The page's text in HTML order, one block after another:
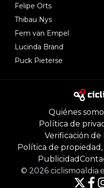
Felipe Orts
Thibau Nys
Fem van Empel
Lucinda Brand
Puck Pieterse
Quiénes
Política de
Verificación de
Política de
Publicidad
© 2026